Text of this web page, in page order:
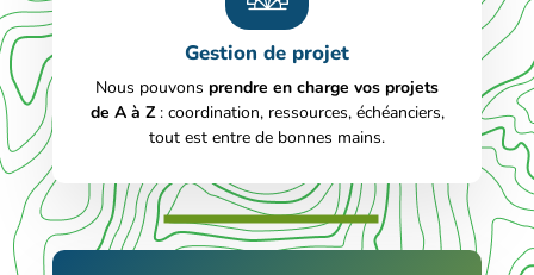
Gestion de projet
Nous pouvons prendre en charge vos projets
de A à Z : coordination, ressources, échéanciers,
tout est entre de bonnes mains.